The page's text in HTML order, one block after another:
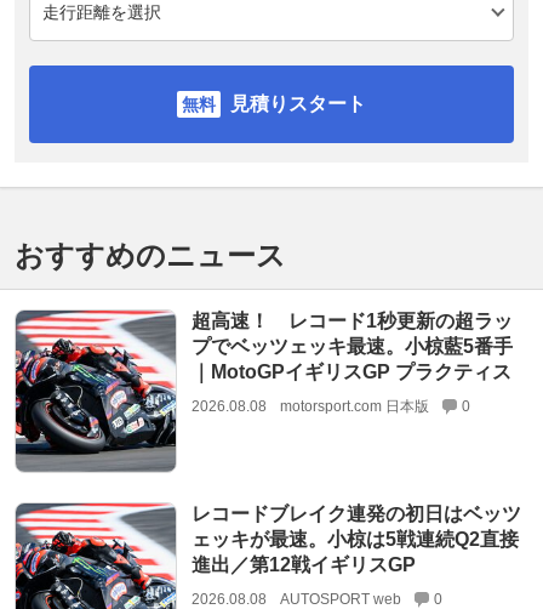
見積りスタート
おすすめのニュース
超高速！ レコード1秒更新の超ラッ
プでベッツェッキ最速。小椋藍5番手
｜MotoGPイギリスGP プラクティス
2026.08.08 motorsport.com 日本版 0
レコードブレイク連発の初日はベッツ
ェッキが最速。小椋は5戦連続Q2直接
進出／第12戦イギリスGP
2026.08.08 AUTOSPORT web 0